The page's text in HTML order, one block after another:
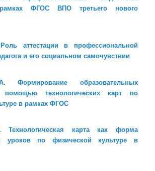
ФГОС ВПО третьего нового
аттестации в профессиональной
и его социальном самочувствии
Формирование образовательных
помощью технологических карт по
в рамках ФГОС
Технологическая карта как форма
уроков по физической культуре в